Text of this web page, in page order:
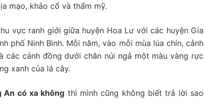
mạo, khảo cổ và thẩm mỹ.
vực ranh giới giữa huyện Hoa Lư với các huyện Gia
phố Ninh Bình. Mỗi năm, vào mỗi mùa lúa chín, cảnh
các cánh đồng dưới chân núi ngả một màu vàng rực
xanh của lá cây.
An có xa không thì mình cũng không biết trả lời sao